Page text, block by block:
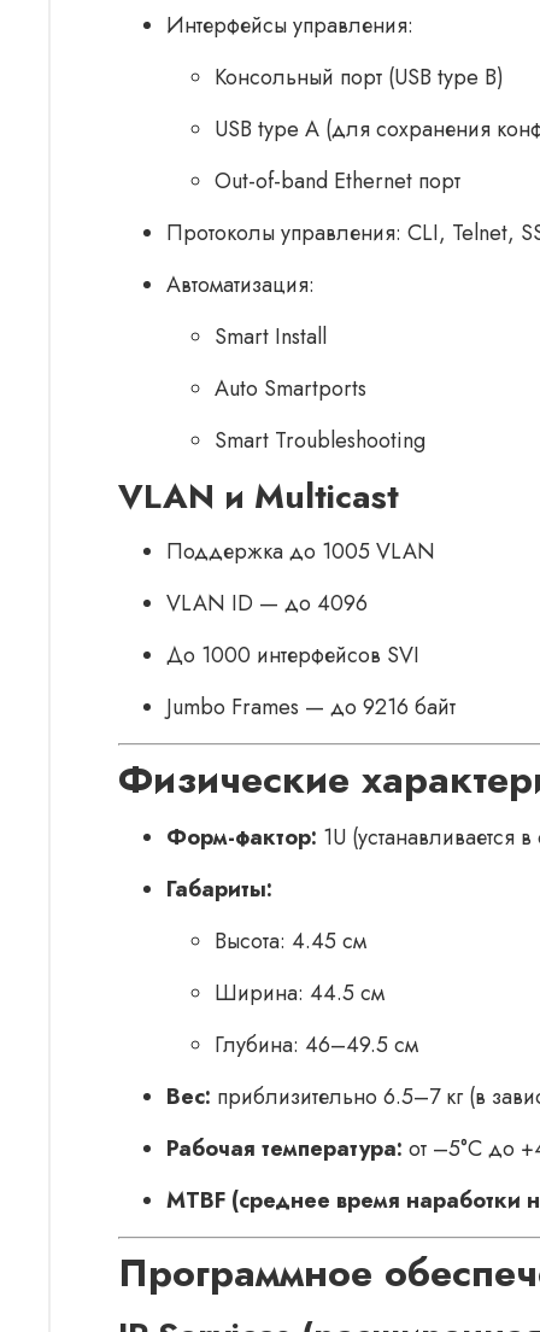
Интерфейсы управления:
Консольный порт (USB type B)
USB type A (для сохранения
Out-of-band Ethernet порт
Протоколы управления: CLI, Telnet,
Автоматизация:
Smart Install
Auto Smartports
Smart Troubleshooting
VLAN и Multicast
Поддержка до 1005 VLAN
VLAN ID — до 4096
До 1000 интерфейсов SVI
Jumbo Frames — до 9216 байт
Физические
Форм-фактор: 1U (устанавливается в
Габариты:
Высота: 4.45 см
Ширина: 44.5 см
Глубина: 46–49.5 см
Вес: приблизительно 6.5–7 кг (в
Рабочая температура: от –5°C до
MTBF (среднее время наработки
Программное